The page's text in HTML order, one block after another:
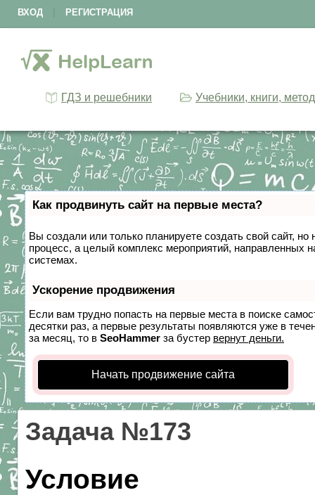
ВХОД РЕГИСТРАЦИЯ
ГДЗ и решебники Учебники, книги,
Как продвинуть сайт на первые места?
Вы создали или только планируете создать свой сайт,
процесс, а целый комплекс мероприятий, направленных
системах.
Ускорение продвижения
Если вам трудно попасть на первые места в поиске
десятки раз, а первые результаты появляются уже в
за месяц, то в SeoHammer за бустер вернут деньги.
Начать продвижение сайта
Задача №173
Условие